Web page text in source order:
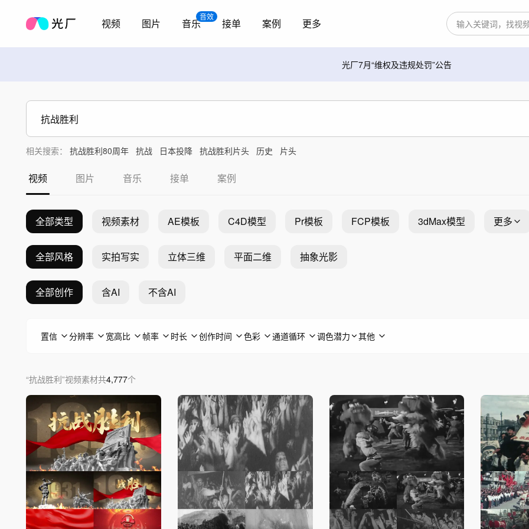
视频 图片
音效
音乐 接单 案例 更多
光厂7月“维权及违规处罚”公告
相关搜索： 抗战胜利80周年 抗战 日本投降 抗战胜利片头 历史 片头
视频 图片 音乐 接单 案例
全部类型 视频素材 AE模板 C4D模型 Pr模板 FCP模板 3dMax模型 更多
全部风格 实拍写实 立体三维 平面二维 抽象光影
全部创作 含AI 不含AI
置信 分辨率 宽高比 帧率 时长 创作时间 色彩 通道循环 调色潜力 其他
“抗战胜利”视频素材共4,777个